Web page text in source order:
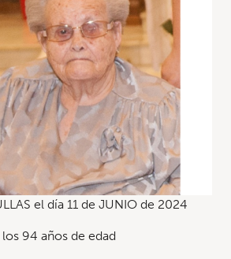
el día 11 de JUNIO de 2024
los 94 años de edad